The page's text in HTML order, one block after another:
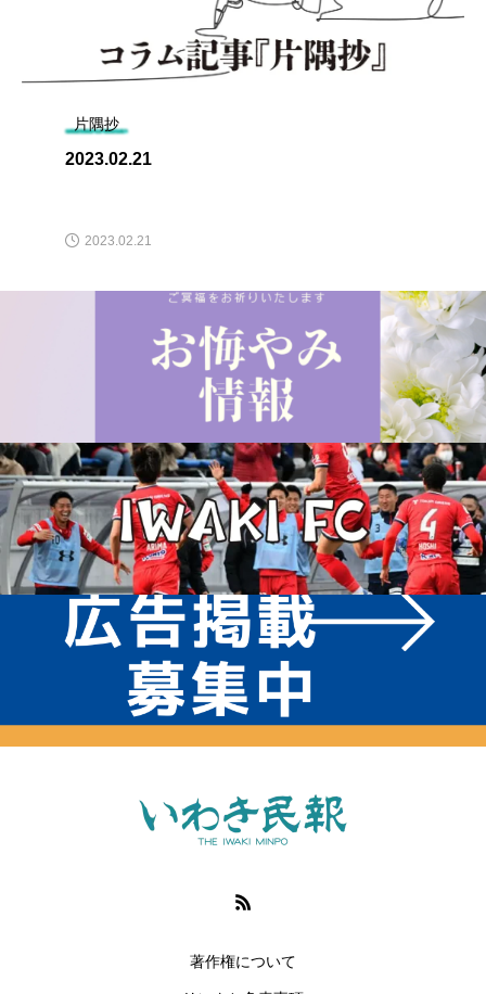
片隅抄
2023.02.21
2023.02.21
著作権について